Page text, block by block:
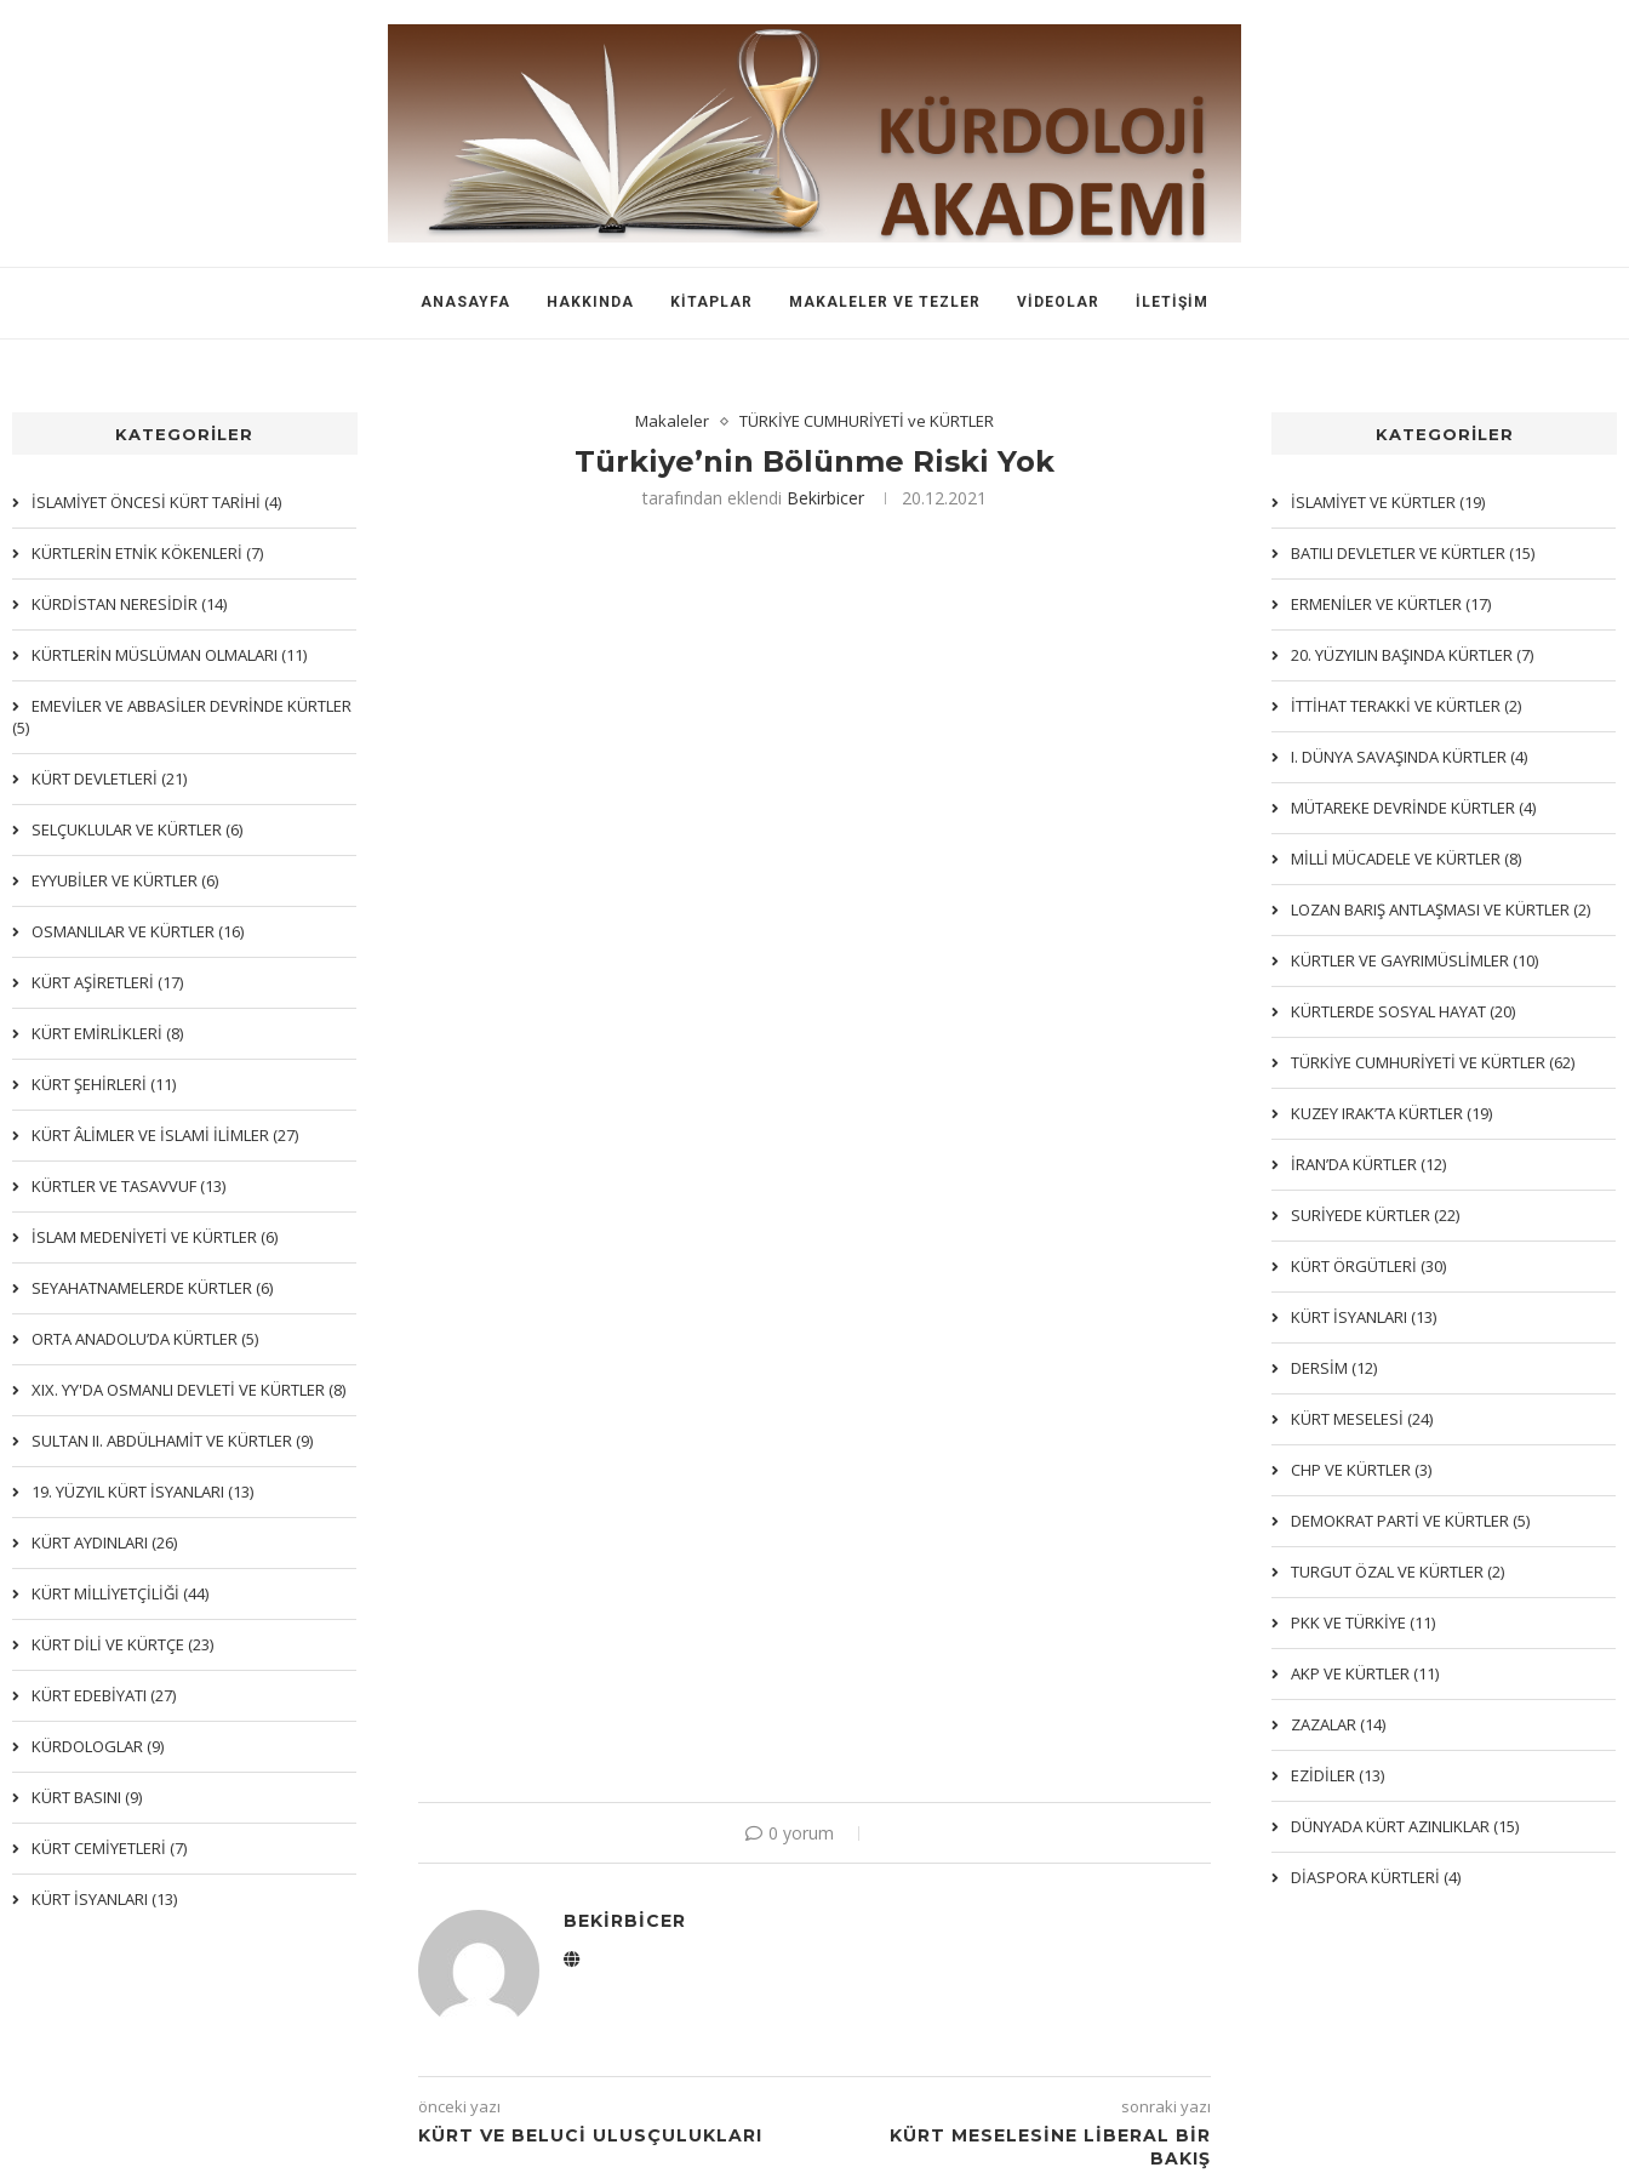
ANASAYFA HAKKINDA KITAPLAR MAKALELER VE TEZLER VIDEOLAR İLETIŞIM
Makaleler TÜRKİYE CUMHURİYETİ ve KÜRTLER
Türkiye’nin Bölünme Riski Yok
tarafından eklendi Bekirbicer 20.12.2021
0 yorum
BEKIRBICER
önceki yazı
KÜRT VE BELUCI ULUSÇULUKLARI
sonraki yazı
KÜRT MESELESINE LIBERAL BIR
BAKIŞ
KATEGORİLER
İSLAMIYET VE KÜRTLER (19)
BATILI DEVLETLER VE KÜRTLER (15)
ERMENİLER VE KÜRTLER (17)
20. YÜZYILIN BAŞINDA KÜRTLER (7)
İTTIHAT TERAKKI VE KÜRTLER (2)
I. DÜNYA SAVAŞINDA KÜRTLER (4)
MÜTAREKE DEVRİNDE KÜRTLER (4)
MİLLİ MÜCADELE VE KÜRTLER (8)
LOZAN BARIŞ ANTLAŞMASI VE KÜRTLER (2)
KÜRTLER VE GAYRIMÜSLIMLER (10)
KÜRTLERDE SOSYAL HAYAT (20)
TÜRKİYE CUMHURİYETİ VE KÜRTLER (62)
KUZEY IRAK’TA KÜRTLER (19)
İRAN’DA KÜRTLER (12)
SURİYEDE KÜRTLER (22)
KÜRT ÖRGÜTLERİ (30)
KÜRT İSYANLARI (13)
DERSIM (12)
KÜRT MESELESİ (24)
CHP VE KÜRTLER (3)
DEMOKRAT PARTI VE KÜRTLER (5)
TURGUT ÖZAL VE KÜRTLER (2)
PKK VE TÜRKIYE (11)
AKP VE KÜRTLER (11)
ZAZALAR (14)
EZIDILER (13)
DÜNYADA KÜRT AZINLIKLAR (15)
DİASPORA KÜRTLERİ (4)
KATEGORİLER
İSLAMİYET ÖNCESİ KÜRT TARİHİ (4)
KÜRTLERIN ETNIK KÖKENLERI (7)
KÜRDİSTAN NERESİDİR (14)
KÜRTLERİN MÜSLÜMAN OLMALARI (11)
EMEVİLER VE ABBASİLER DEVRİNDE KÜRTLER
(5)
KÜRT DEVLETLERİ (21)
SELÇUKLULAR VE KÜRTLER (6)
EYYUBİLER VE KÜRTLER (6)
OSMANLILAR VE KÜRTLER (16)
KÜRT AŞİRETLERİ (17)
KÜRT EMİRLİKLERİ (8)
KÜRT ŞEHİRLERİ (11)
KÜRT ÂLİMLER VE İSLAMİ İLİMLER (27)
KÜRTLER VE TASAVVUF (13)
İSLAM MEDENİYETİ VE KÜRTLER (6)
SEYAHATNAMELERDE KÜRTLER (6)
ORTA ANADOLU’DA KÜRTLER (5)
XIX. YY'DA OSMANLI DEVLETI VE KÜRTLER (8)
SULTAN II. ABDÜLHAMİT VE KÜRTLER (9)
19. YÜZYIL KÜRT İSYANLARI (13)
KÜRT AYDINLARI (26)
KÜRT MİLLİYETÇİLİĞİ (44)
KÜRT DİLİ VE KÜRTÇE (23)
KÜRT EDEBİYATI (27)
KÜRDOLOGLAR (9)
KÜRT BASINI (9)
KÜRT CEMİYETLERİ (7)
KÜRT İSYANLARI (13)